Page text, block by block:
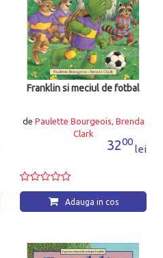
Franklin si meciul de fotbal
de Paulette Bourgeois, Brenda
Clark
3200
lei
Adauga in cos